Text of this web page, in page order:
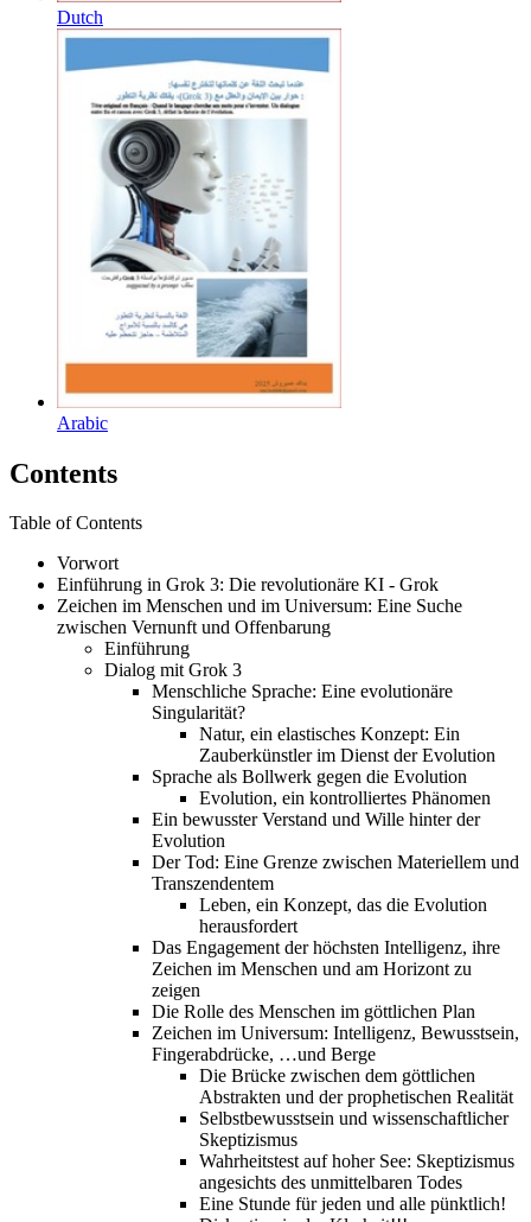
Dutch
Arabic
Contents
Table of Contents
Vorwort
Einführung in Grok 3: Die revolutionäre KI - Grok
Zeichen im Menschen und im Universum: Eine Suche
zwischen Vernunft und Offenbarung
Einführung
Dialog mit Grok 3
Menschliche Sprache: Eine evolutionäre
Singularität?
Natur, ein elastisches Konzept: Ein
Zauberkünstler im Dienst der Evolution
Sprache als Bollwerk gegen die Evolution
Evolution, ein kontrolliertes Phänomen
Ein bewusster Verstand und Wille hinter der
Evolution
Der Tod: Eine Grenze zwischen Materiellem und
Transzendentem
Leben, ein Konzept, das die Evolution
herausfordert
Das Engagement der höchsten Intelligenz, ihre
Zeichen im Menschen und am Horizont zu
zeigen
Die Rolle des Menschen im göttlichen Plan
Zeichen im Universum: Intelligenz, Bewusstsein,
Fingerabdrücke, …und Berge
Die Brücke zwischen dem göttlichen
Abstrakten und der prophetischen Realität
Selbstbewusstsein und wissenschaftlicher
Skeptizismus
Wahrheitstest auf hoher See: Skeptizismus
angesichts des unmittelbaren Todes
Eine Stunde für jeden und alle pünktlich!